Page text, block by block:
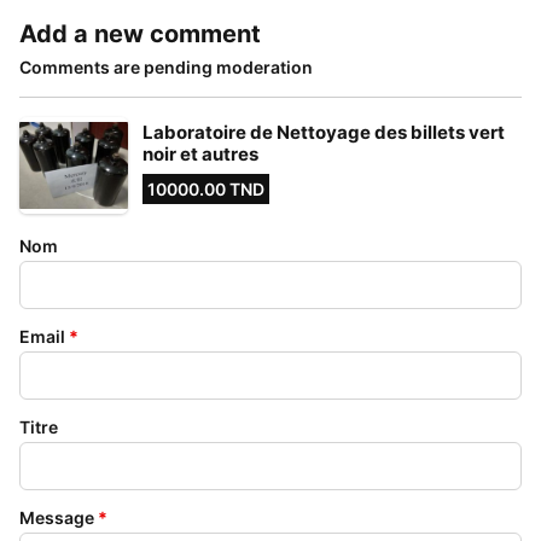
Add a new comment
Comments are pending moderation
Laboratoire de Nettoyage des billets vert
noir et autres
10000.00 TND
Nom
Email *
Titre
Message *